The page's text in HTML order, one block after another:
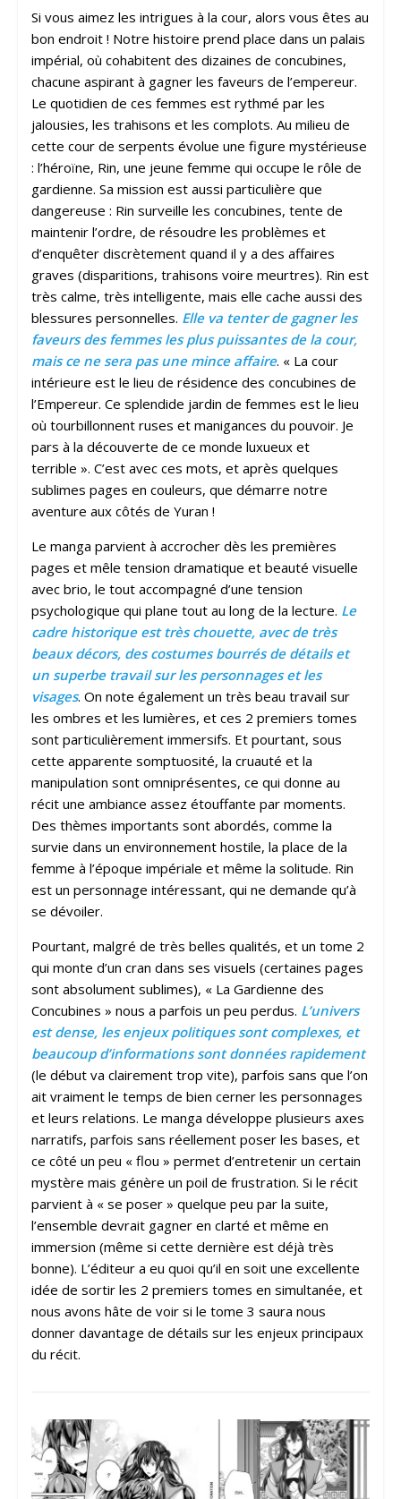
Si vous aimez les intrigues à la cour, alors vous êtes au
bon endroit ! Notre histoire prend place dans un palais
impérial, où cohabitent des dizaines de concubines,
chacune aspirant à gagner les faveurs de l’empereur.
Le quotidien de ces femmes est rythmé par les
jalousies, les trahisons et les complots. Au milieu de
cette cour de serpents évolue une figure mystérieuse
: l’héroïne, Rin, une jeune femme qui occupe le rôle de
gardienne. Sa mission est aussi particulière que
dangereuse : Rin surveille les concubines, tente de
maintenir l’ordre, de résoudre les problèmes et
d’enquêter discrètement quand il y a des affaires
graves (disparitions, trahisons voire meurtres). Rin est
très calme, très intelligente, mais elle cache aussi des
blessures personnelles. Elle va tenter de gagner les
faveurs des femmes les plus puissantes de la cour,
mais ce ne sera pas une mince affaire. « La cour
intérieure est le lieu de résidence des concubines de
l’Empereur. Ce splendide jardin de femmes est le lieu
où tourbillonnent ruses et manigances du pouvoir. Je
pars à la découverte de ce monde luxueux et
terrible ». C’est avec ces mots, et après quelques
sublimes pages en couleurs, que démarre notre
aventure aux côtés de Yuran !
Le manga parvient à accrocher dès les premières
pages et mêle tension dramatique et beauté visuelle
avec brio, le tout accompagné d’une tension
psychologique qui plane tout au long de la lecture. Le
cadre historique est très chouette, avec de très
beaux décors, des costumes bourrés de détails et
un superbe travail sur les personnages et les
visages. On note également un très beau travail sur
les ombres et les lumières, et ces 2 premiers tomes
sont particulièrement immersifs. Et pourtant, sous
cette apparente somptuosité, la cruauté et la
manipulation sont omniprésentes, ce qui donne au
récit une ambiance assez étouffante par moments.
Des thèmes importants sont abordés, comme la
survie dans un environnement hostile, la place de la
femme à l’époque impériale et même la solitude. Rin
est un personnage intéressant, qui ne demande qu’à
se dévoiler.
Pourtant, malgré de très belles qualités, et un tome 2
qui monte d’un cran dans ses visuels (certaines pages
sont absolument sublimes), « La Gardienne des
Concubines » nous a parfois un peu perdus. L’univers
est dense, les enjeux politiques sont complexes, et
beaucoup d’informations sont données rapidement
(le début va clairement trop vite), parfois sans que l’on
ait vraiment le temps de bien cerner les personnages
et leurs relations. Le manga développe plusieurs axes
narratifs, parfois sans réellement poser les bases, et
ce côté un peu « flou » permet d’entretenir un certain
mystère mais génère un poil de frustration. Si le récit
parvient à « se poser » quelque peu par la suite,
l’ensemble devrait gagner en clarté et même en
immersion (même si cette dernière est déjà très
bonne). L’éditeur a eu quoi qu’il en soit une excellente
idée de sortir les 2 premiers tomes en simultanée, et
nous avons hâte de voir si le tome 3 saura nous
donner davantage de détails sur les enjeux principaux
du récit.